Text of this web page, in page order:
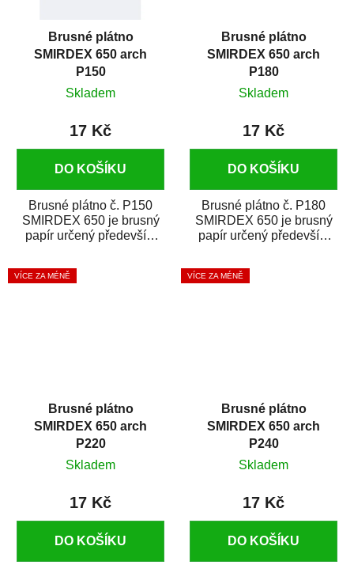
Brusné plátno
SMIRDEX 650 arch
P150
Skladem
17 Kč
DO KOŠÍKU
Brusné plátno č. P150
SMIRDEX 650 je brusný
papír určený především
dřeva a kovu. Je...
Brusné plátno
SMIRDEX 650 arch
P180
Skladem
17 Kč
DO KOŠÍKU
Brusné plátno č. P180
SMIRDEX 650 je brusný
papír určený především
dřeva a kovu. Je...
VÍCE ZA MÉNĚ
Brusné plátno
SMIRDEX 650 arch
P220
Skladem
17 Kč
DO KOŠÍKU
VÍCE ZA MÉNĚ
Brusné plátno
SMIRDEX 650 arch
P240
Skladem
17 Kč
DO KOŠÍKU